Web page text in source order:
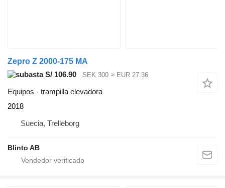
Zepro Z 2000-175 MA
S/ 106.90
SEK 300 ≈ EUR 27.36
Equipos - trampilla elevadora
2018
Suecia, Trelleborg
Blinto AB